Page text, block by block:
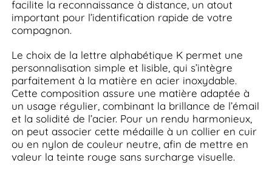
facilite la reconnaissance à distance, un atout
important pour l’identification rapide de votre
compagnon.
Le choix de la lettre alphabétique K permet une
personnalisation simple et lisible, qui s’intègre
parfaitement à la matière en acier inoxydable.
Cette composition assure une matière adaptée à
un usage régulier, combinant la brillance de l’émail
et la solidité de l’acier. Pour un rendu harmonieux,
on peut associer cette médaille à un collier en cuir
ou en nylon de couleur neutre, afin de mettre en
valeur la teinte rouge sans surcharge visuelle.